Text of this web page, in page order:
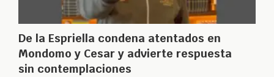
De la Espriella condena atentados en
Mondomo y Cesar y advierte respuesta
sin contemplaciones